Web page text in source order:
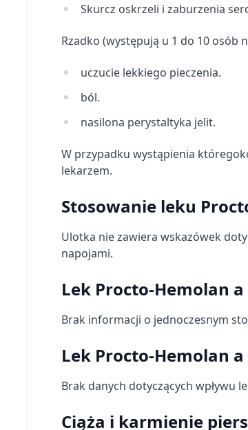
Skurcz oskrzeli i zaburzenia
Rzadko (występują u 1 do 10 osób
uczucie lekkiego pieczenia.
ból.
nasilona perystaltyka jelit.
W przypadku wystąpienia
lekarzem.
Stosowanie leku
Ulotka nie zawiera wskazówek
napojami.
Lek Procto-Hemolan
Brak informacji o jednoczesnym
Lek Procto-Hemolan
Brak danych dotyczących wpływu
Ciąża i karmienie
Cele przetwarzania inne niż IAB: